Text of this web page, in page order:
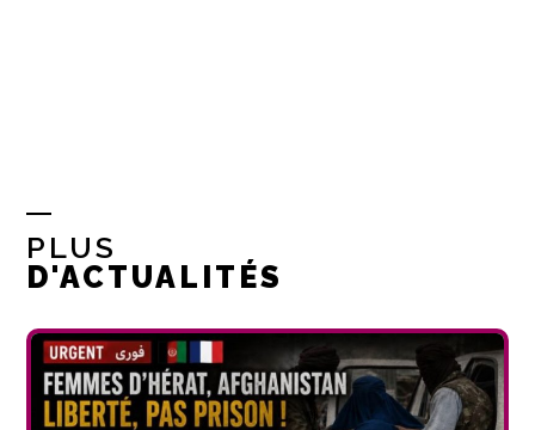
PLUS
D'ACTUALITÉS